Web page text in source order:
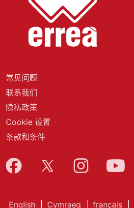
常见问题
联系我们
隐私政策
Cookie 设置
条款和条件
English| Cymraeg français|